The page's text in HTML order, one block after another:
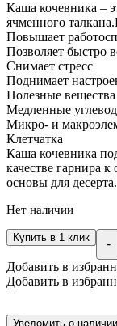
Каша кочевника –
ячменного
Повышает
Позволяет быстро
Снимает стресс
Поднимает
Полезные вещества
Медленные
Микро- и
Клетчатка
Каша кочевника
качестве гарнира
основы для десерта.
Нет наличии
-
Купить в 1 клик
Добавить в
Добавить в